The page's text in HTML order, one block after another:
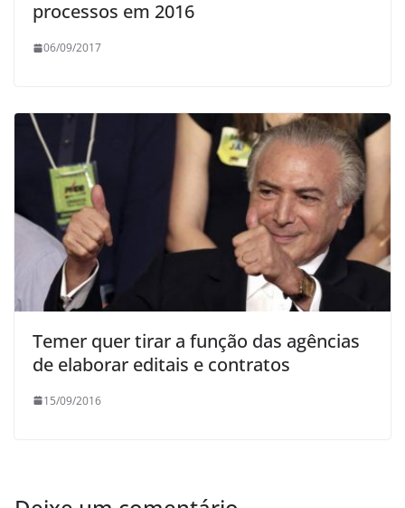
processos em 2016
06/09/2017
Temer quer tirar a função das agências
de elaborar editais e contratos
15/09/2016